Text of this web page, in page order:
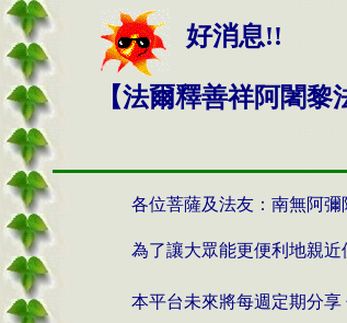
好消息!!
【法爾釋善祥阿闍
各位菩薩及法友：南無阿彌
為了讓大眾能更便利地親
本平台未來將每週定期分享